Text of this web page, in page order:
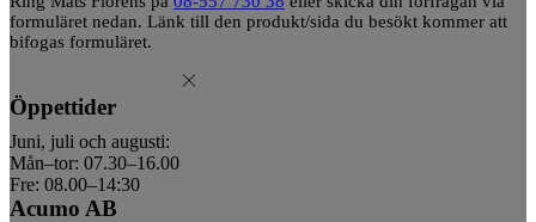
formuläret nedan. Länk till den produkt/sida du besökt kommer att
bifogas formuläret.
Öppettider
Juni, juli och augusti:
Mån–tor: 07.30–16.00
Fre: 08.00–14:30
Acumo AB